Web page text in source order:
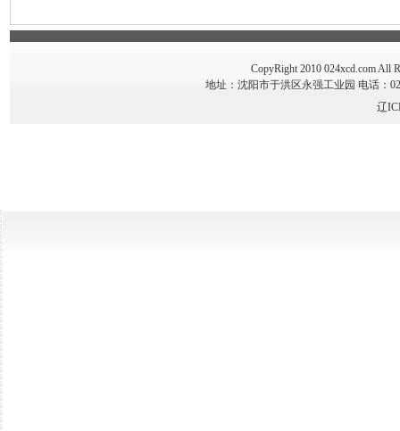
CopyRight 2010 024xcd.com All
地址：沈阳市于洪区永强工业园 电话：
辽